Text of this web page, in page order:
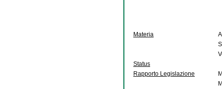
Materia
Status
Rapporto Legislazione